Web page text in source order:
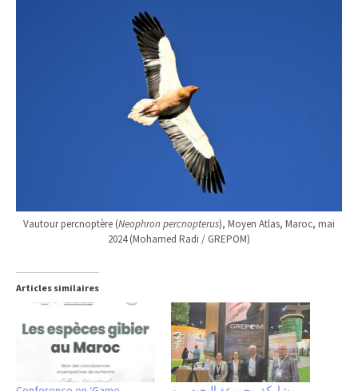
Vautour percnoptère (Neophron percnopterus), Moyen Atlas, Maroc, mai
2024 (Mohamed Radi / GREPOM)
Articles similaires